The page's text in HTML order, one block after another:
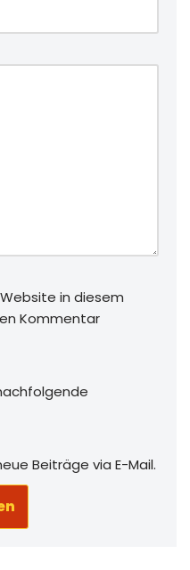
in diesem
Kommentar
Beiträge via E-Mail.